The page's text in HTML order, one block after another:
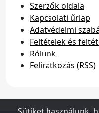
Szerzők oldala
Kapcsolati űrlap
Adatvédelmi
Feltételek és
Rólunk
Feliratkozás (RSS)